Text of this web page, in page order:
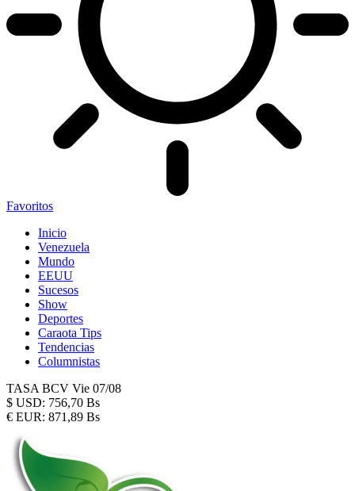
Favoritos
Inicio
Venezuela
Mundo
EEUU
Sucesos
Show
Deportes
Caraota Tips
Tendencias
Columnistas
TASA BCV Vie 07/08
$ USD: 756,70 Bs
€ EUR: 871,89 Bs